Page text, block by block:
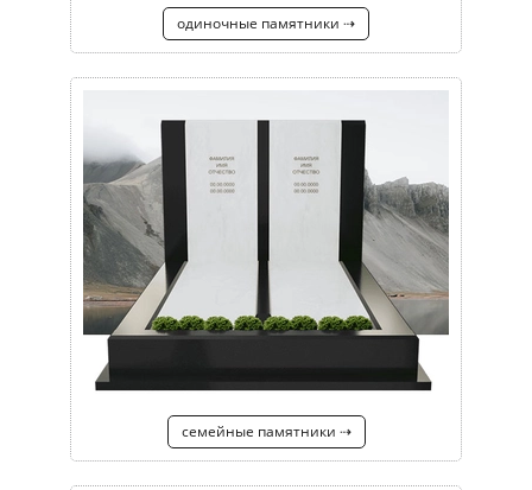
одиночные памятники ⇢
семейные памятники ⇢